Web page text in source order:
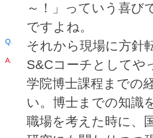
～！」っていう喜び
ですよね。
それから現場に方針
S&Cコーチとしてや
学院博士課程までの
い。博士までの知識
職場を考えた時に、